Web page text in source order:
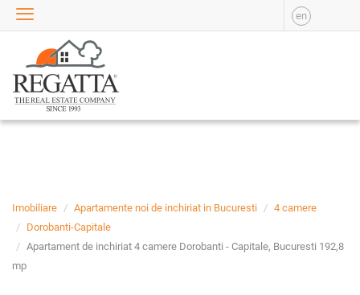
en
Imobiliare Apartamente noi de inchiriat in Bucuresti
4 camere
Dorobanti-Capitale
Apartament de inchiriat 4 camere Dorobanti - Capitale, Bucuresti 192,8
mp
VANZARE
APARTAMENTE DE
VANZARE
APARTAMENTE NOI DE
VANZARE
SPATII INDUSTRIALE DE
VANZARE
TERENURI DE VANZARE